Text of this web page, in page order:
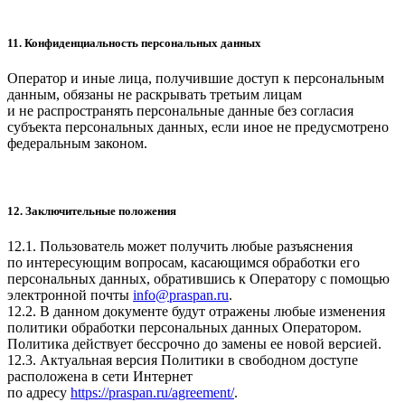
11. Конфиденциальность персональных данных
Оператор и иные лица, получившие доступ к персональным
данным, обязаны не раскрывать третьим лицам
и не распространять персональные данные без согласия
субъекта персональных данных, если иное не предусмотрено
федеральным законом.
12. Заключительные положения
12.1. Пользователь может получить любые разъяснения
по интересующим вопросам, касающимся обработки его
персональных данных, обратившись к Оператору с помощью
электронной почты info@praspan.ru.
12.2. В данном документе будут отражены любые изменения
политики обработки персональных данных Оператором.
Политика действует бессрочно до замены ее новой версией.
12.3. Актуальная версия Политики в свободном доступе
расположена в сети Интернет
по адресу https://praspan.ru/agreement/.